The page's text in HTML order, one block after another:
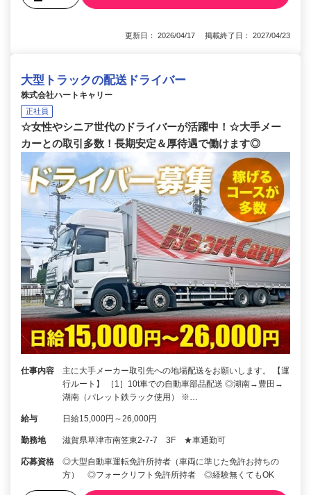
更新日： 2026/04/17 掲載終了日： 2027/04/23
大型トラックの配送ドライバー
株式会社ハートキャリー
正社員
☆女性やシニア世代のドライバーが活躍中！☆大手メー
カーとの取引多数！長期安定＆厚待遇で働けます◎
仕事内容
主に大手メーカー取引先への地場配送をお願いします。 【運
行ルート】 ［1］10t車での自動車部品配送 ◎湖南→豊田→
湖南（パレット鉄ラック使用） ※…
給与 日給15,000円～26,000円
勤務地 滋賀県草津市南笠東2-7-7 3F ★車通勤可
応募資格
◎大型自動車運転免許所持者（車両に準じた免許お持ちの
方） ◎フォークリフト免許所持者 ◎経験無くてもOK